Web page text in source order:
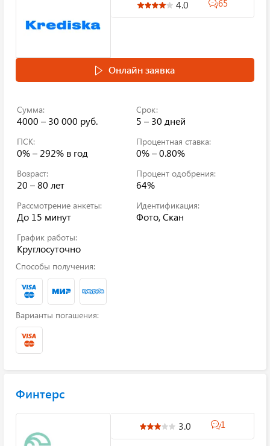
4.0 65
Онлайн заявка
Сумма:
4000 – 30 000 руб.
Срок:
5 – 30 дней
ПСК:
0% – 292% в год
Процентная ставка:
0% – 0.80%
Возраст:
20 – 80 лет
Процент одобрения:
64%
Рассмотрение анкеты:
До 15 минут
Идентификация:
Фото, Скан
График работы:
Круглосуточно
Способы получения:
Варианты погашения:
Финтерс
3.0 1